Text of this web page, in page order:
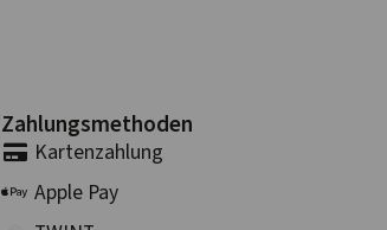
Zahlungs­methoden
Karten­zahlung
Apple Pay